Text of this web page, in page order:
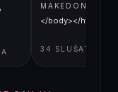
MAKEDONIJA
</body></html>
34 SLUŠATELJA